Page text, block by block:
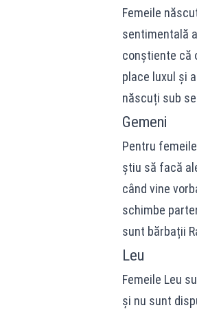
Femeile
sentimentală
conștiente că
place luxul și
născuți sub
Gemeni
Pentru
știu să facă
când vine
schimbe
sunt bărbații
Leu
Femeile Leu
și nu sunt